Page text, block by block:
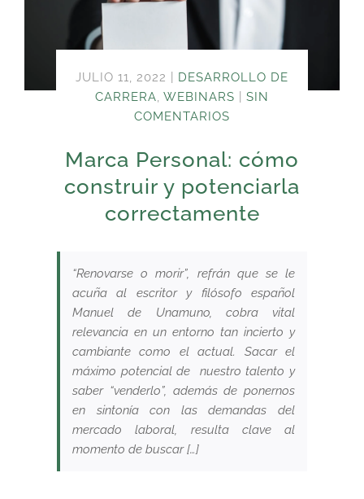
JULIO 11, 2022
DESARROLLO DE
CARRERA, WEBINARS
SIN
COMENTARIOS
Marca Personal: cómo
construir y potenciarla
correctamente
“Renovarse o morir”, refrán que se le
acuña al escritor y filósofo español
Manuel de Unamuno, cobra vital
relevancia en un entorno tan incierto y
cambiante como el actual. Sacar el
máximo potencial de nuestro talento y
saber “venderlo”, además de ponernos
en sintonía con las demandas del
mercado laboral, resulta clave al
momento de buscar […]